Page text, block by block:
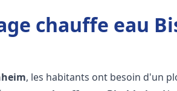
chauffe eau
, les habitants ont besoin d'un